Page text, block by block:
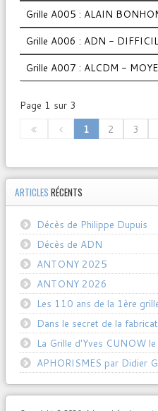
Grille A005 : ALAIN
Grille A006 : ADN -
Grille A007 : ALCDM -
Page 1 sur 3
1
2 3
ARTICLES RÉCENTS
Décès de Philippe Dupuis
Décès de ADN
ANTONY 2025
ANTONY 2026
Les 110 ans de la 1ère
Dans le secret de la
La Grille d'Yves CUNOW
APHORISMES par Didier